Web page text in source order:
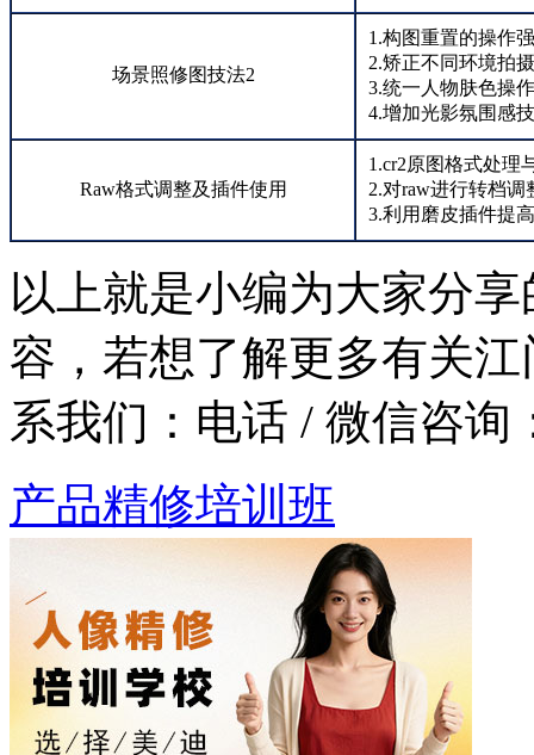
场景照修图技法2
1.构图重置的操作
2.矫正不同环境拍
3.统一人物肤色操
4.增加光影氛围感
Raw格式调整及插件使用
1.cr2原图格式处理
2.对raw进行转档调
3.利用磨皮插件提
以上就是小编为大家分
容，若想了解更多有关
系我们： 电话 / 微信咨询
产品精修培训班